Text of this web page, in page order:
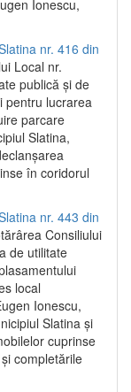
Ionescu,
nr. 416 din
Local nr.
publică și de
pentru lucrarea
parcare
Slatina,
în coridorul
nr. 443 din
Consiliului
de utilitate
local
Ionescu,
Slatina şi
cuprinse
completările